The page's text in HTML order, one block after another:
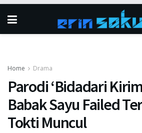
Home Drama
Parodi ‘Bidadari
Babak Sayu Failed
Tokti Muncul